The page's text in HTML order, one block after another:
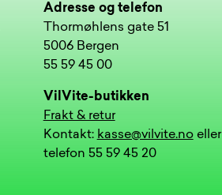
Adresse og telefon
Thormøhlens gate 51
5006 Bergen
55 59 45 00
VilVite-butikken
Frakt & retur
Kontakt: kasse@vilvite.noeller
telefon 55 59 45 20